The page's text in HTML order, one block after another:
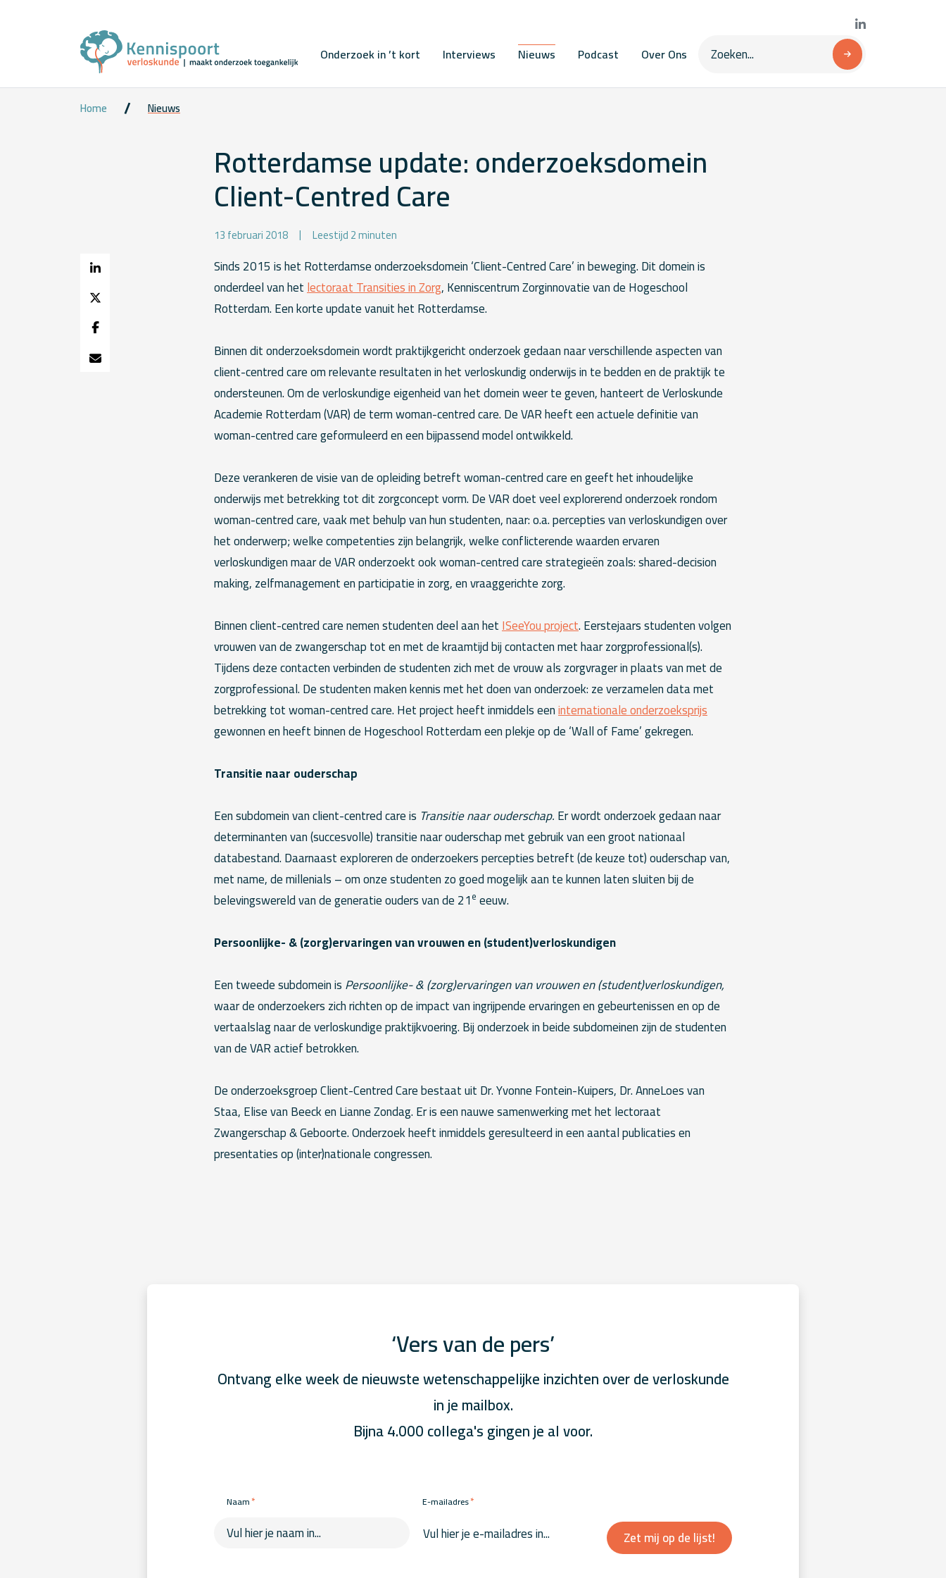
Onderzoek in ’t kort Interviews Nieuws Podcast Over Ons
Home Nieuws
Rotterdamse update: onderzoeksdomein
Client-Centred Care
13 februari 2018 Leestijd 2 minuten
Sinds 2015 is het Rotterdamse onderzoeksdomein ‘Client-Centred Care’ in beweging. Dit domein is
onderdeel van hetlectoraat Transities in Zorg, Kenniscentrum Zorginnovatie van de Hogeschool
Rotterdam. Een korte update vanuit het Rotterdamse.
Binnen dit onderzoeksdomein wordt praktijkgericht onderzoek gedaan naar verschillende aspecten van
client-centred care om relevante resultaten in het verloskundig onderwijs in te bedden en de praktijk te
ondersteunen. Om de verloskundige eigenheid van het domein weer te geven, hanteert de Verloskunde
Academie Rotterdam (VAR) de term woman-centred care. De VAR heeft een actuele definitie van
woman-centred care geformuleerd en een bijpassend model ontwikkeld.
Deze verankeren de visie van de opleiding betreft woman-centred care en geeft het inhoudelijke
onderwijs met betrekking tot dit zorgconcept vorm. De VAR doet veel explorerend onderzoek rondom
woman-centred care, vaak met behulp van hun studenten, naar: o.a. percepties van verloskundigen over
het onderwerp; welke competenties zijn belangrijk, welke conflicterende waarden ervaren
verloskundigen maar de VAR onderzoekt ook woman-centred care strategieën zoals: shared-decision
making, zelfmanagement en participatie in zorg, en vraaggerichte zorg.
Binnen client-centred care nemen studenten deel aan hetISeeYou project. Eerstejaars studenten volgen
vrouwen van de zwangerschap tot en met de kraamtijd bij contacten met haar zorgprofessional(s).
Tijdens deze contacten verbinden de studenten zich met de vrouw als zorgvrager in plaats van met de
zorgprofessional. De studenten maken kennis met het doen van onderzoek: ze verzamelen data met
betrekking tot woman-centred care. Het project heeft inmiddels eeninternationale onderzoeksprijs
gewonnen en heeft binnen de Hogeschool Rotterdam een plekje op de ‘Wall of Fame’ gekregen.
Transitie naar ouderschap
Een subdomein van client-centred care is Transitie naar ouderschap.Er wordt onderzoek gedaan naar
determinanten van (succesvolle) transitie naar ouderschap met gebruik van een groot nationaal
databestand. Daarnaast exploreren de onderzoekers percepties betreft (de keuze tot) ouderschap van,
met name, de millenials – om onze studenten zo goed mogelijk aan te kunnen laten sluiten bij de
belevingswereld van de generatie ouders van de 21e eeuw.
Persoonlijke- & (zorg)ervaringen van vrouwen en (student)verloskundigen
Een tweede subdomein isPersoonlijke- & (zorg)ervaringen van vrouwen en (student)verloskundigen,
waar de onderzoekers zich richten op de impact van ingrijpende ervaringen en gebeurtenissen en op de
vertaalslag naar de verloskundige praktijkvoering. Bij onderzoek in beide subdomeinen zijn de studenten
van de VAR actief betrokken.
De onderzoeksgroep Client-Centred Care bestaat uit Dr. Yvonne Fontein-Kuipers, Dr. AnneLoes van
Staa, Elise van Beeck en Lianne Zondag. Er is een nauwe samenwerking met het lectoraat
Zwangerschap & Geboorte. Onderzoek heeft inmiddels geresulteerd in een aantal publicaties en
presentaties op (inter)nationale congressen.
‘Vers van de pers’
Ontvang elke week de nieuwste wetenschappelijke inzichten over de verloskunde
in je mailbox.
Bijna 4.000 collega's gingen je al voor.
Naam* E-mailadres*
Zet mij op de lijst!